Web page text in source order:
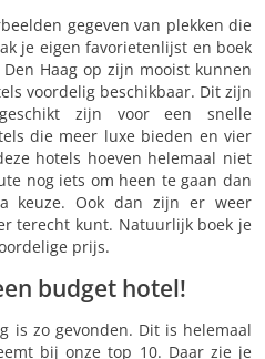
gegeven van plekken die
je eigen favorietenlijst en boek
Haag op zijn mooist kunnen
voordelig beschikbaar. Dit zijn
zijn voor een snelle
die meer luxe bieden en vier
hotels hoeven helemaal niet
nog iets om heen te gaan dan
keuze. Ook dan zijn er weer
terecht kunt. Natuurlijk boek je
prijs.
budget hotel!
is zo gevonden. Dit is helemaal
bij onze top 10. Daar zie je